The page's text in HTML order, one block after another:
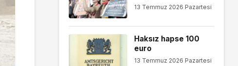
13 Temmuz 2026 Pazartesi
Haksız hapse 100
euro
13 Temmuz 2026 Pazartesi